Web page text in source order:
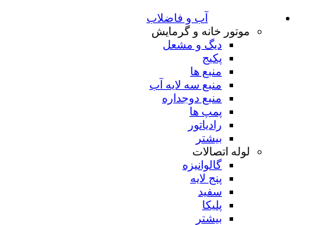
آب و فاضلاب
موتور خانه و گرمایش
دیگ و مشعل
پکیج
منبع ها
منبع سه لایه آب
منبع دوجداره
پمپ ها
رادیاتور
بیشتر
لوله اتصالات
گالوانیزه
پنج لایه
سفید
پلیکا
بیشتر